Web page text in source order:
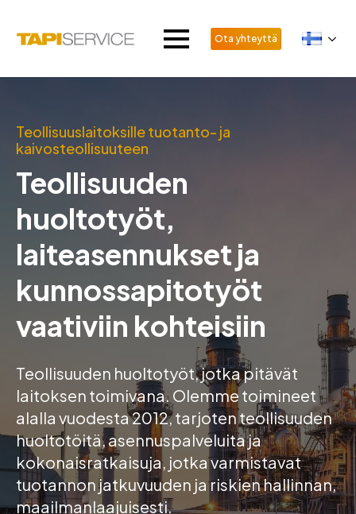
Ota yhteyttä
Teollisuuslaitoksille tuotanto- ja
kaivosteollisuuteen
Teollisuuden
huoltotyöt,
laiteasennukset ja
kunnossapitotyöt
vaativiin kohteisiin
Teollisuuden huoltotyöt, jotka pitävät
laitoksen toimivana. Olemme toimineet
alalla vuodesta 2012, tarjoten teollisuuden
huoltotöitä, asennuspalveluita ja
kokonaisratkaisuja, jotka varmistavat
tuotannon jatkuvuuden ja riskien hallinnan,
maailmanlaajuisesti.